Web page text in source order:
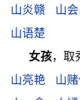
山炎赣
山
山语楚
女孩，取
山亮艳
山